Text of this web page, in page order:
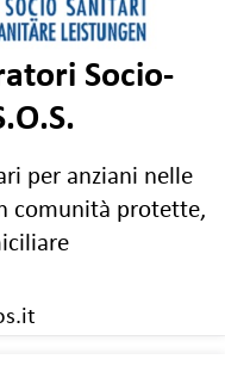
Socio-
per anziani nelle
comunità protette,